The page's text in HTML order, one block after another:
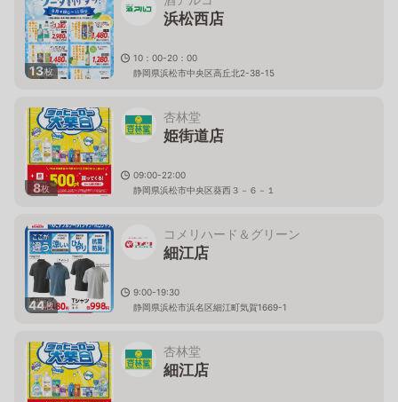
13枚
浜松西店
10：00-20：00
静岡県浜松市中央区高丘北2-38-15
8枚
杏林堂
姫街道店
09:00-22:00
静岡県浜松市中央区葵西３－６－１
44枚
コメリハード＆グリーン
細江店
9:00-19:30
静岡県浜松市浜名区細江町気賀1669-1
杏林堂
細江店